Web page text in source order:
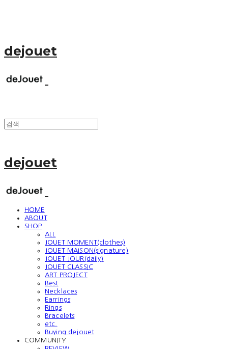
dejouet
dejouet
HOME
ABOUT
SHOP
ALL
JOUET MOMENT(clothes)
JOUET MAISON(signature)
JOUET JOUR(daily)
JOUET CLASSIC
ART PROJECT
Best
Necklaces
Earrings
Rings
Bracelets
etc.
Buying dejouet
COMMUNITY